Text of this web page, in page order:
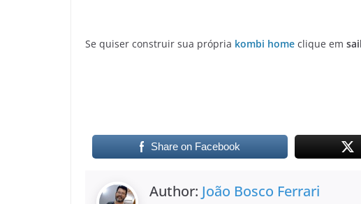
Se quiser construir sua própria kombi home clique em
Share on Facebook
Author: João Bosco Ferrari